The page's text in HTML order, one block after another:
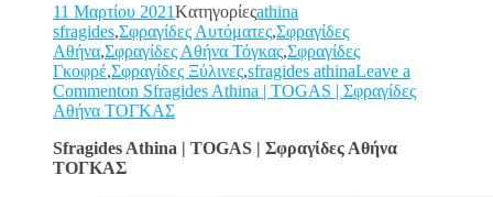
11 Μαρτίου 2021Kατηγορίεςathina
sfragides,Σφραγίδες Αυτόματες,Σφραγίδες
Αθήνα,Σφραγίδες Αθήνα Τόγκας,Σφραγίδες
Γκοφρέ,Σφραγίδες Ξύλινες,sfragides athinaLeave a
Commenton Sfragides Athina | TOGAS | Σφραγίδες
Αθήνα ΤΟΓΚΑΣ
Sfragides Athina | TOGAS | Σφραγίδες Αθήνα
ΤΟΓΚΑΣ